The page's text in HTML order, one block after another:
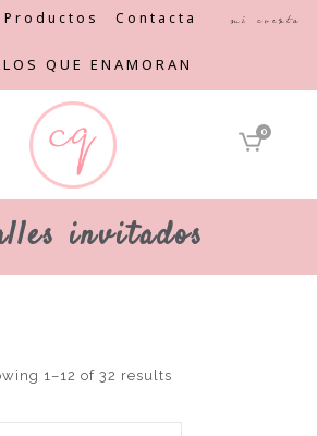
Productos Contacta Mi cuenta
QUE ENAMORAN
0
invitados
1–12 of 32 results